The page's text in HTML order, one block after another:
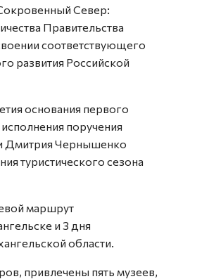
Север:
Правительства
соответствующего
развития Российской
основания первого
поручения
Дмитрия Чернышенко
туристического сезона
маршрут
и 3 дня
области.
привлечены пять музеев,